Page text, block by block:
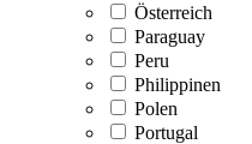
Österreich
Paraguay
Peru
Philippinen
Polen
Portugal